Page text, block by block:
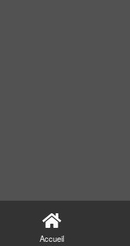
Accueil